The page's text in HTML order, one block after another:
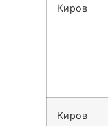
Киров
Киров